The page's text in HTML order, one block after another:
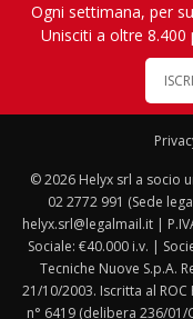
Ogni settimana, per
Unisciti a oltre
© 2026 Helyx srl a socio
02 2772 991 (Sede
helyx.srl@legalmail.it |
Sociale: €40.000 i.v. |
Tecniche Nuove S.p.A.
21/10/2003. Iscritta al
n° 6419 (delibera 236/01/